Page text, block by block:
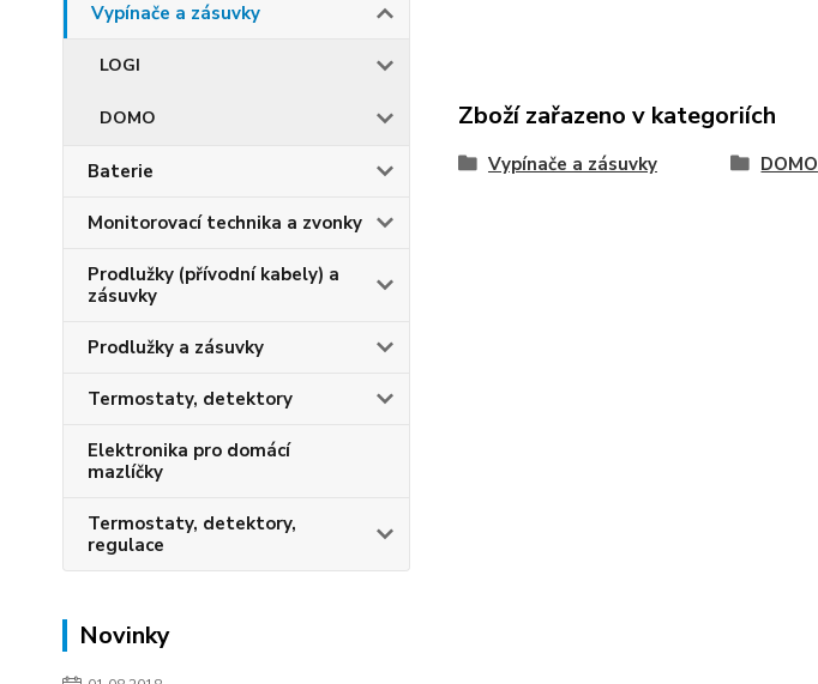
Vypínače a zásuvky
LOGI
DOMO
Baterie
Monitorovací technika a zvonky
Prodlužky (přívodní kabely) a
zásuvky
Prodlužky a zásuvky
Termostaty, detektory
Elektronika pro domácí
mazlíčky
Termostaty, detektory,
regulace
Novinky
Zboží zařazeno v kategoriích
Vypínače a zásuvky DOMO